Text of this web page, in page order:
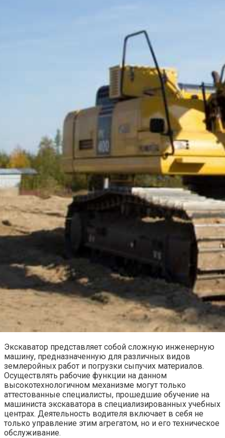
Экскаватор представляет собой сложную инженерную
машину, предназначенную для различных видов
землеройных работ и погрузки сыпучих материалов.
Осуществлять рабочие функции на данном
высокотехнологичном механизме могут только
аттестованные специалисты, прошедшие обучение на
машиниста экскаватора в специализированных учебных
центрах. Деятельность водителя включает в себя не
только управление этим агрегатом, но и его техническое
обслуживание.